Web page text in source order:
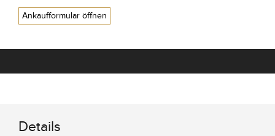
Ankaufformular öffnen
Details